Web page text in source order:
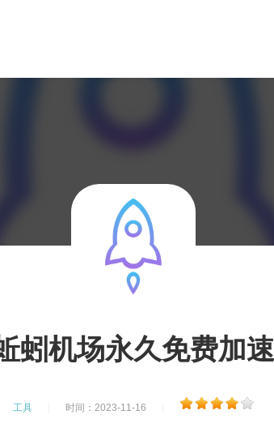
蚓机场永久免费加速
工具 时间：2023-11-16